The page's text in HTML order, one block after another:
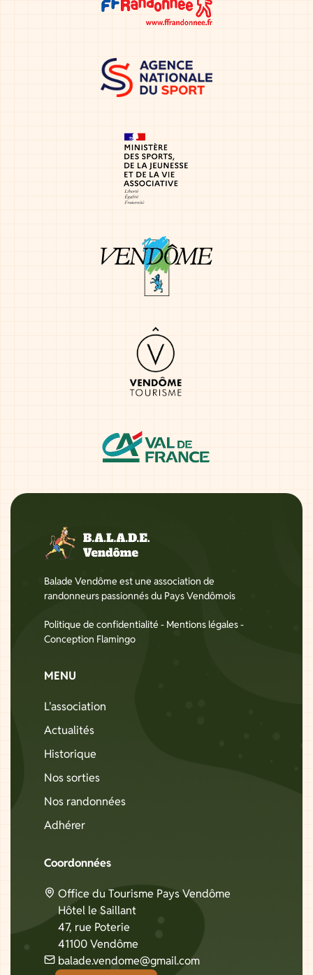
Balade Vendôme est une association de
randonneurs passionnés du Pays Vendômois
Politique de confidentialité - Mentions légales-
Conception Flamingo
MENU
L'association
Actualités
Historique
Nos sorties
Nos randonnées
Adhérer
Coordonnées
Office du Tourisme Pays Vendôme
Hôtel le Saillant
47, rue Poterie
41100 Vendôme
balade.vendome@gmail.com